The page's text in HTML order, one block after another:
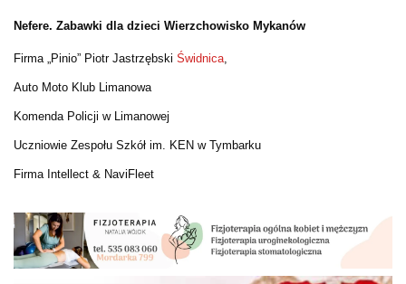
Nefere. Zabawki dla dzieci Wierzchowisko Mykanów
Firma „Pinio” Piotr Jastrzębski Świdnica
Auto Moto Klub Limanowa
Komenda Policji w Limanowej
Uczniowie Zespołu Szkół im. KEN w Tymbarku
Firma Intellect & NaviFleet